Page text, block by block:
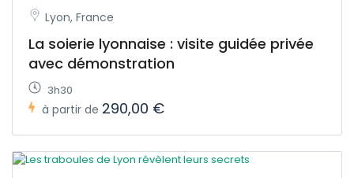
Lyon, France
La soierie lyonnaise : visite guidée privée
avec démonstration
3h30
à partir de 290,00 €